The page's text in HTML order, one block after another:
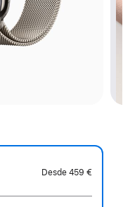
Desde 459 €